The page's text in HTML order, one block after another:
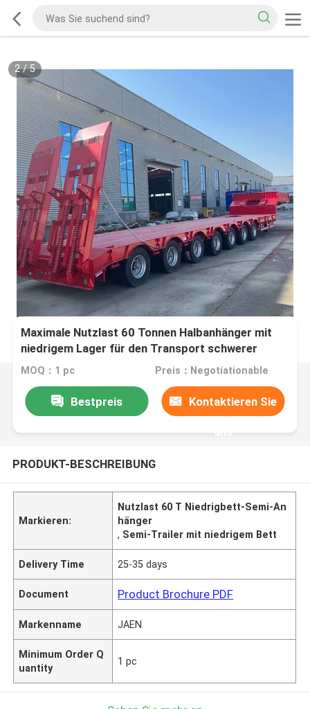
2/5
Maximale Nutzlast 60 Tonnen Halbanhänger mit
niedrigem Lager für den Transport schwerer
Maschinen
MOQ：1 pc Preis：Negotiationable
Bestpreis Kontaktieren Sie
uns
PRODUKT-BESCHREIBUNG
Markieren:
Nutzlast 60 T Niedrigbett-Semi-An
hänger
, Semi-Trailer mit niedrigem Bett
Delivery Time 25-35 days
Document Product Brochure PDF
Markenname JAEN
Minimum Order Q
uantity
1 pc